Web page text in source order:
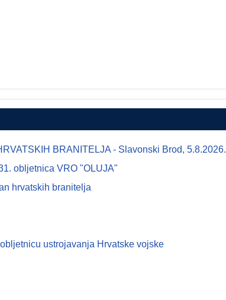
BRANITELJA - Slavonski Brod, 5.8.2026.
obljetnica VRO "OLUJA"
hrvatskih branitelja
ustrojavanja Hrvatske vojske